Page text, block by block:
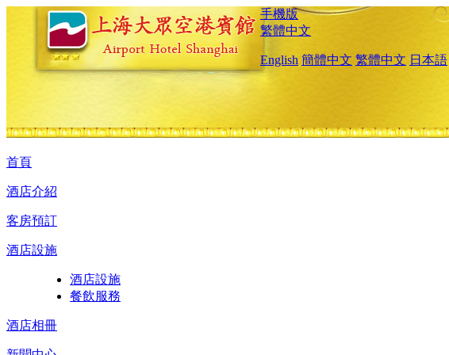
手機版
繁體中文
English 簡體中文 繁體中文 日本語
首頁
酒店介紹
客房預訂
酒店設施
酒店設施
餐飲服務
酒店相冊